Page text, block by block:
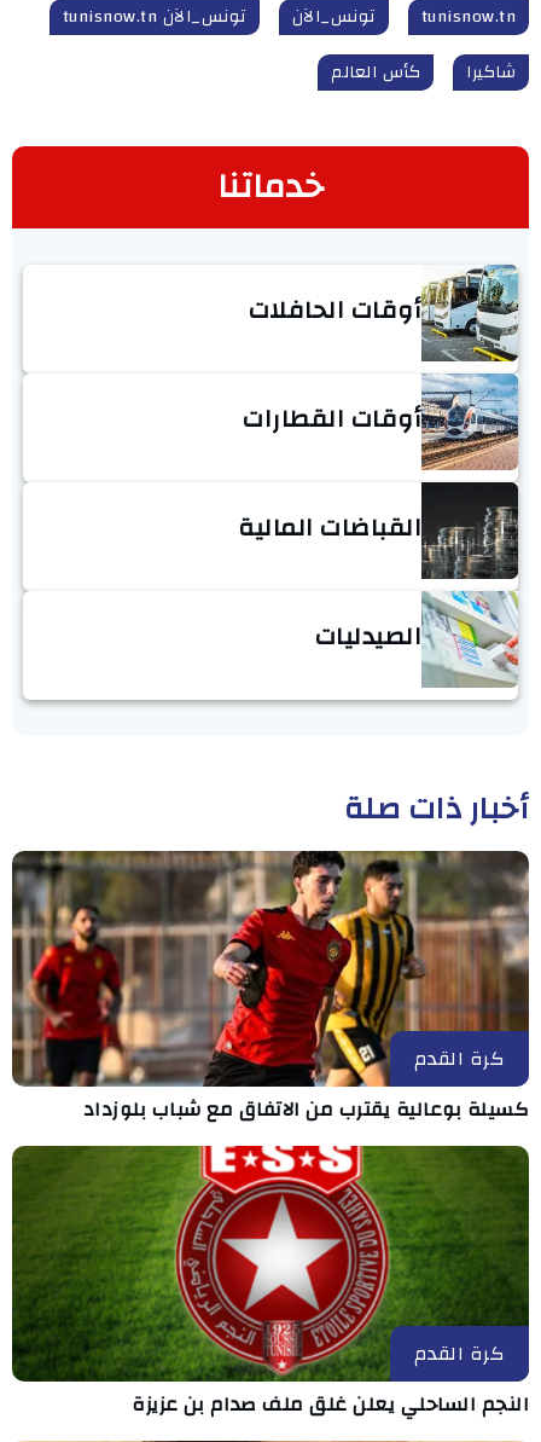
tunisnow.tn تونس_الآن
تونس_الآن tunisnow.tn
شاكيرا
كأس العالم
خدماتنا
أوقات الحافلات
أوقات القطارات
القباضات المالية
الصيدليات
أخبار ذات صلة
كرة القدم
كسيلة بوعالية يقترب من الاتفاق مع شباب بلوزداد
كرة القدم
النجم الساحلي يعلن غلق ملف صدام بن عزيزة